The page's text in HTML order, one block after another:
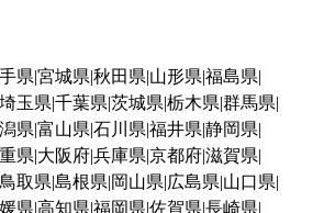
県 宮城県 秋田県 山形県 福島県
埼玉県 千葉県 茨城県 栃木県 群馬県
県 富山県 石川県 福井県 静岡県
県 大阪府兵庫県 京都府滋賀県
鳥取県 島根県 岡山県 広島県 山口県
県 高知県 福岡県 佐賀県 長崎県